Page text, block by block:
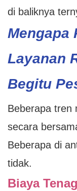
di baliknya
Mengapa
Layanan
Begitu
Beberapa tren
secara
Beberapa di
tidak.
Biaya